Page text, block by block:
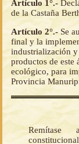
Artículo 1°.-
de la Castaña
Artículo 2°.- Se
final y la
industrialización y
productos de este
ecológico, para
Provincia